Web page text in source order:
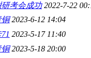
研考会成功 2022-7-22
铜 2023-6-12 14:04
2023-5-17 11:40
铜 2023-5-18 20:00